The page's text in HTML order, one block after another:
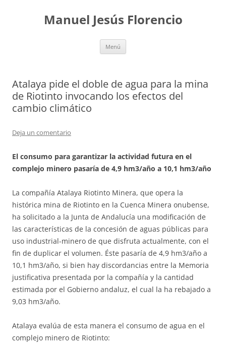
contenidoManuel Jesús Florencio
Menú
Atalaya pide el doble de agua para la mina
de Riotinto invocando los efectos del
cambio climático
Deja un comentario
El consumo para garantizar la actividad futura en el
complejo minero pasaría de 4,9 hm3/año a 10,1 hm3/año
La compañía Atalaya Riotinto Minera, que opera la
histórica mina de Riotinto en la Cuenca Minera onubense,
ha solicitado a la Junta de Andalucía una modificación de
las características de la concesión de aguas públicas para
uso industrial-minero de que disfruta actualmente, con el
fin de duplicar el volumen. Éste pasaría de 4,9 hm3/año a
10,1 hm3/año, si bien hay discordancias entre la Memoria
justificativa presentada por la compañía y la cantidad
estimada por el Gobierno andaluz, el cual la ha rebajado a
9,03 hm3/año.
Atalaya evalúa de esta manera el consumo de agua en el
complejo minero de Riotinto: